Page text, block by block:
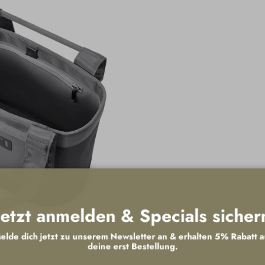
anmelden & Specials
dich jetzt zu unserem Newsletter an & erhalten 5% Rabatt
deine erst Bestellung.